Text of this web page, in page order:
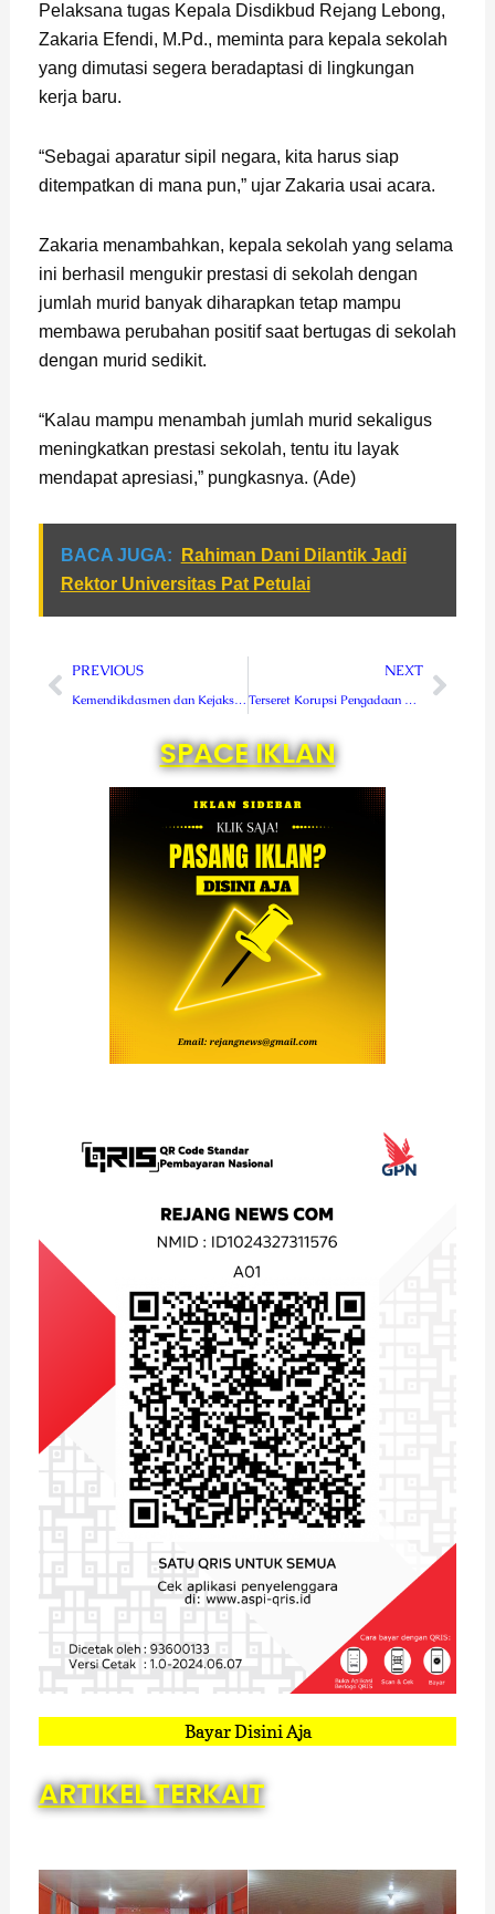
Pelaksana tugas Kepala Disdikbud Rejang Lebong,
Zakaria Efendi, M.Pd., meminta para kepala sekolah
yang dimutasi segera beradaptasi di lingkungan
kerja baru.
“Sebagai aparatur sipil negara, kita harus siap
ditempatkan di mana pun,” ujar Zakaria usai acara.
Zakaria menambahkan, kepala sekolah yang selama
ini berhasil mengukir prestasi di sekolah dengan
jumlah murid banyak diharapkan tetap mampu
membawa perubahan positif saat bertugas di sekolah
dengan murid sedikit.
“Kalau mampu menambah jumlah murid sekaligus
meningkatkan prestasi sekolah, tentu itu layak
mendapat apresiasi,” pungkasnya. (Ade)
BACA JUGA:
Rahiman Dani Dilantik Jadi
Rektor Universitas Pat Petulai
Prev
PREVIOUS
Kemendikdasmen dan Kejaksaan Kawal Ketat Proyek Revitalisasi Pendidikan
NEXT
Terseret Korupsi Pengadaan Makan-Minum, Eks Direktur RSUD Curup Ditahan
Next
SPACE IKLAN
Bayar Disini Aja
ARTIKEL TERKAIT